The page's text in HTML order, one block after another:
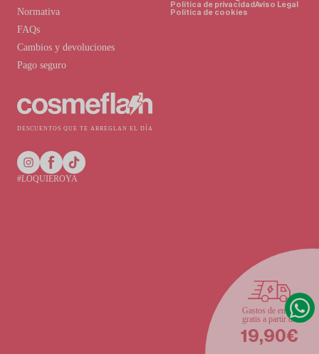
DESCUENTOS QUE TE ARREGLAN EL DÍA
Normativa
FAQs
Cambios y devoluciones
Pago seguro
Política de privacidadAviso Legal
Política de cookies
#LOQUIEROYA
Gastos de envío
gratis a partir de
19,90€